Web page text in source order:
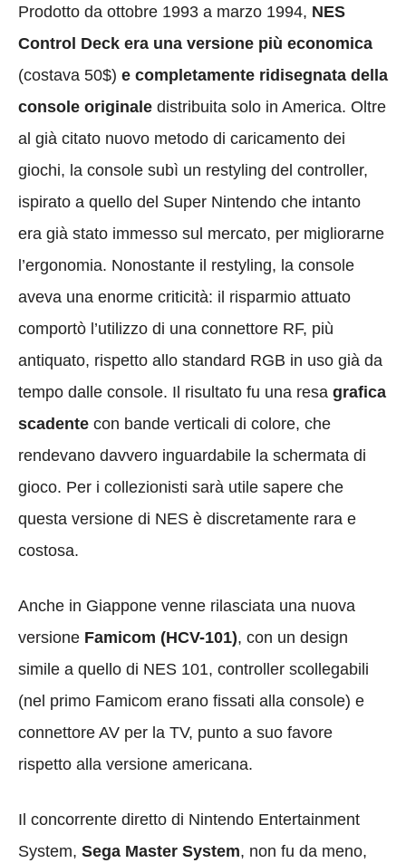
Prodotto da ottobre 1993 a marzo 1994, NES
Control Deck era una versione più economica
(costava 50$) e completamente ridisegnata della
console originale distribuita solo in America. Oltre
al già citato nuovo metodo di caricamento dei
giochi, la console subì un restyling del controller,
ispirato a quello del Super Nintendo che intanto
era già stato immesso sul mercato, per migliorarne
l’ergonomia. Nonostante il restyling, la console
aveva una enorme criticità: il risparmio attuato
comportò l’utilizzo di una connettore RF, più
antiquato, rispetto allo standard RGB in uso già da
tempo dalle console. Il risultato fu una resa grafica
scadente con bande verticali di colore, che
rendevano davvero inguardabile la schermata di
gioco. Per i collezionisti sarà utile sapere che
questa versione di NES è discretamente rara e
costosa.
Anche in Giappone venne rilasciata una nuova
versione Famicom (HCV-101), con un design
simile a quello di NES 101, controller scollegabili
(nel primo Famicom erano fissati alla console) e
connettore AV per la TV, punto a suo favore
rispetto alla versione americana.
Il concorrente diretto di Nintendo Entertainment
System, Sega Master System, non fu da meno,